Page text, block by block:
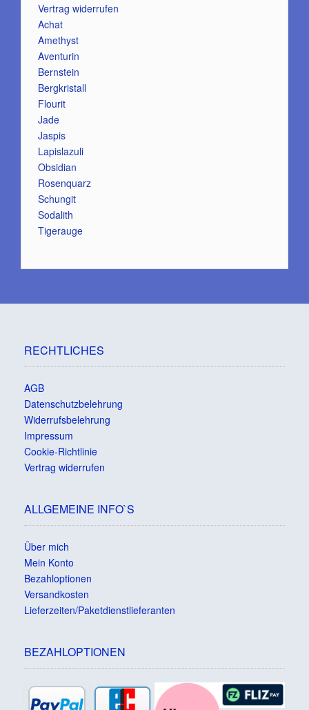
Vertrag widerrufen
Achat
Amethyst
Aventurin
Bernstein
Bergkristall
Flourit
Jade
Jaspis
Lapislazuli
Obsidian
Rosenquarz
Schungit
Sodalith
Tigerauge
RECHTLICHES
AGB
Datenschutzbelehrung
Widerrufsbelehrung
Impressum
Cookie-Richtlinie
Vertrag widerrufen
ALLGEMEINE INFO`S
Über mich
Mein Konto
Bezahloptionen
Versandkosten
Lieferzeiten/Paketdienstlieferanten
BEZAHLOPTIONEN